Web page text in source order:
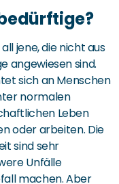
jene, die nicht aus
angewiesen sind.
sich an Menschen
normalen
Leben
oder arbeiten. Die
sind sehr
Unfälle
machen. Aber